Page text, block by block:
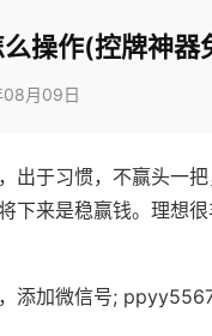
操作(控牌神器
08月09日
出于习惯，不赢头一
来是稳赢钱。理想很
添加微信号;